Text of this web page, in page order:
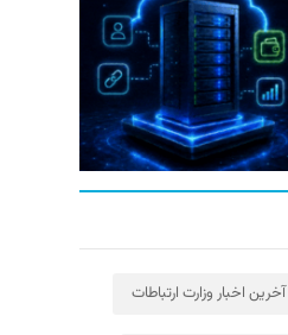
آخرین اخبار وزارت ارتباطات